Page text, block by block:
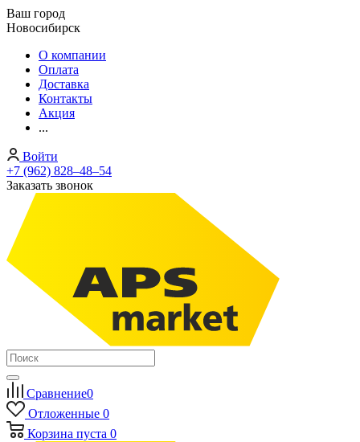
Ваш город
Новосибирск
О компании
Оплата
Доставка
Контакты
Акция
...
Войти
+7 (962) 828‒48‒54
Заказать звонок
Сравнение0
Отложенные 0
Корзина пуста 0